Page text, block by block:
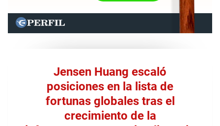
Jensen Huang escaló
posiciones en la lista de
fortunas globales tras el
crecimiento de la